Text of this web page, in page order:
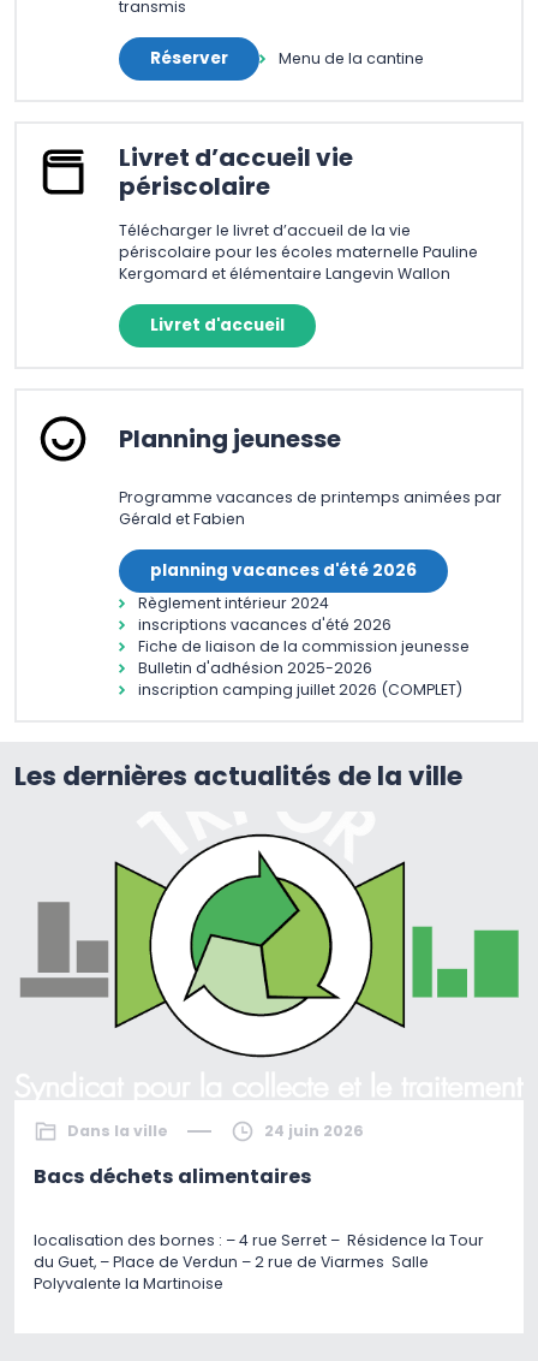
transmis
Réserver Menu de la cantine
Livret d’accueil vie
périscolaire
Télécharger le livret d’accueil de la vie
périscolaire pour les écoles maternelle Pauline
Kergomard et élémentaire Langevin Wallon
Livret d'accueil
Planning jeunesse
Programme vacances de printemps animées par
Gérald et Fabien
planning vacances d'été 2026
Règlement intérieur 2024
inscriptions vacances d'été 2026
Fiche de liaison de la commission jeunesse
Bulletin d'adhésion 2025-2026
inscription camping juillet 2026 (COMPLET)
Les dernières actualités de la ville
Dans la ville 24 juin 2026
Bacs déchets alimentaires
localisation des bornes : – 4 rue Serret – Résidence la Tour
du Guet, – Place de Verdun – 2 rue de Viarmes Salle
Polyvalente la Martinoise